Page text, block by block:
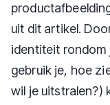
uit dit artikel.
identiteit rondom
gebruik je, hoe
wil je uitstralen?)